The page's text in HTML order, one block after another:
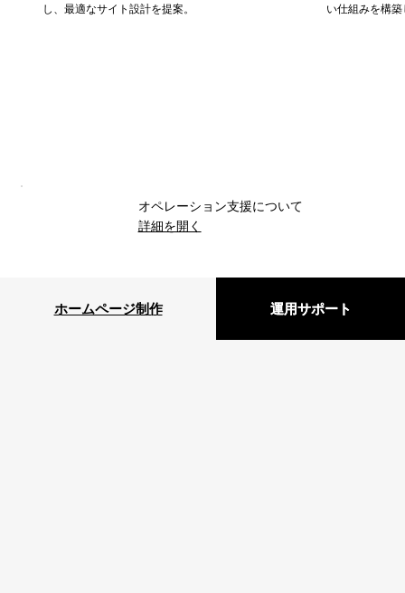
し、最適なサイト設計を提案。
い仕組みを構
オペレーション支援について
​詳細を開く
ホームページ制作 運用サポート